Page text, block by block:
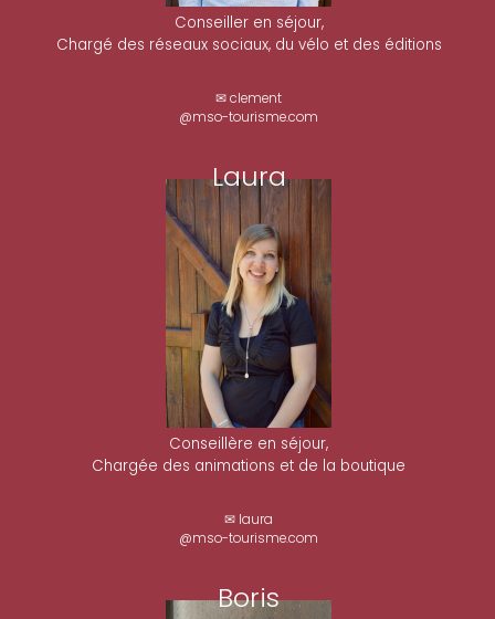
Conseiller en séjour,
Chargé des réseaux sociaux, du vélo et des éditions
✉ clement
@mso-tourisme.com
Laura
Conseillère en séjour,
Chargée des animations et de la boutique
✉ laura
@mso-tourisme.com
Boris